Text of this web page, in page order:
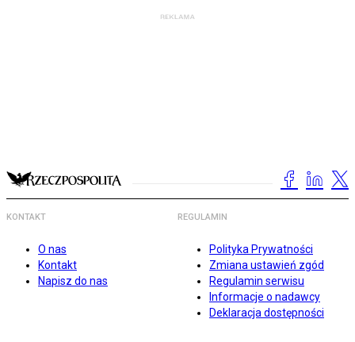
KONTAKT
O nas
Kontakt
Napisz do nas
REGULAMIN
Polityka Prywatności
Zmiana ustawień zgód
Regulamin serwisu
Informacje o nadawcy
Deklaracja dostępności